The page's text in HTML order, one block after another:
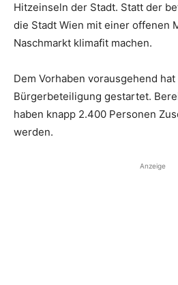
Hitzeinseln der Stadt. Statt der
die Stadt Wien mit einer offenen
Naschmarkt klimafit machen.
Dem Vorhaben vorausgehend
Bürgerbeteiligung gestartet.
haben knapp 2.400 Personen
werden.
Anzeige